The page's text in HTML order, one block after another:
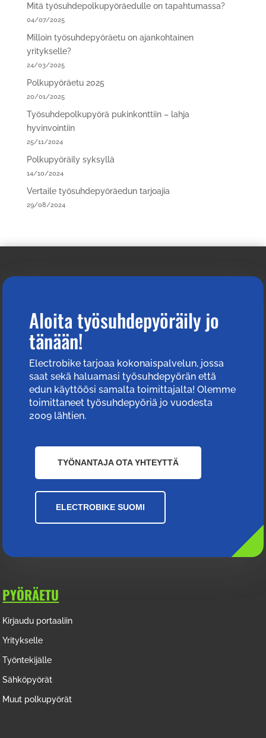
Mitä työsuhdepolkupyöräedulle on tapahtumassa?
04/07/2025
Milloin työsuhdepyöräetu on ajankohtainen
yritykselle?
24/03/2025
Polkupyöräetu 2025
20/01/2025
Työsuhdepolkupyörä pukinkonttiin – lahja
hyvinvointiin
25/11/2024
Polkupyöräily syksyllä
14/10/2024
Vertaile työsuhdepyöräedun tarjoajia
29/08/2024
Aloita työsuhdepyöräily jo
tänään!
Electrobike tarjoaa kokonaispalvelun, jossa
saat sekä haluamasi työsuhdepyörän että
edun käyttöösi samalta toimittajalta! Olemme
toimittaneet työsuhdepyöriä jo vuodesta
2009 lähtien.
TYÖNANTAJA OTA YHTEYTTÄ
ELECTROBIKE SUOMI
PYÖRÄETU
Kirjaudu portaaliin
Yritykselle
Työntekijälle
Sähköpyörät
Muut polkupyörät